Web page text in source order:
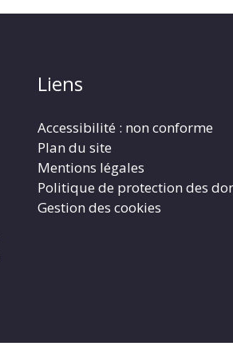
Liens
Accessibilité : non conforme
Plan du site
Mentions légales
Politique de protection des
Gestion des cookies